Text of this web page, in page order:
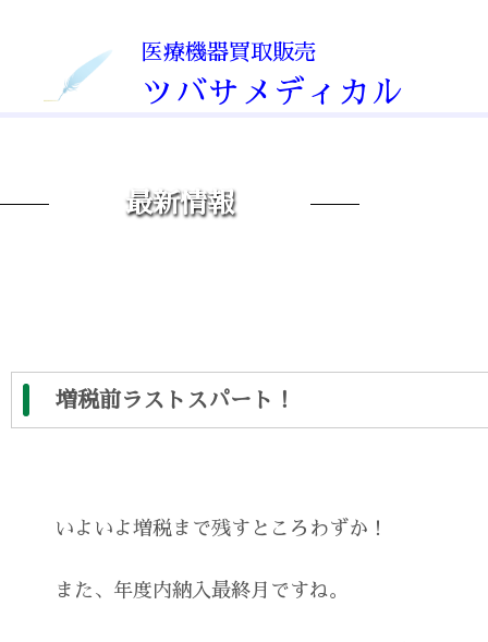
医療機器買取販売
ツバサメディカル
Service
Company
会社概要Company Profile
おしらせLatest news
最新情報
増税前ラストスパート！
いよいよ増税まで残すところわずか！
また、年度内納入最終月ですね。